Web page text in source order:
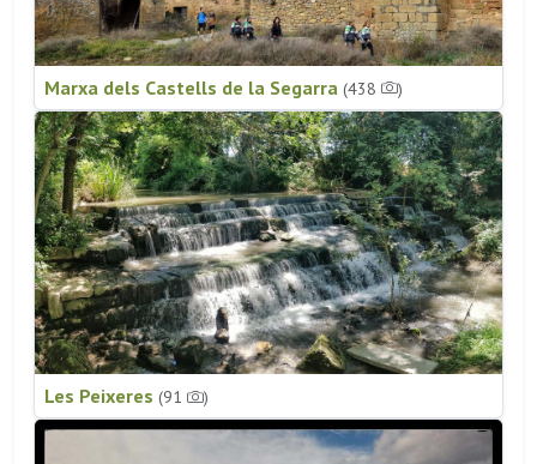
Marxa dels Castells de la Segarra (438 )
Les Peixeres (91 )